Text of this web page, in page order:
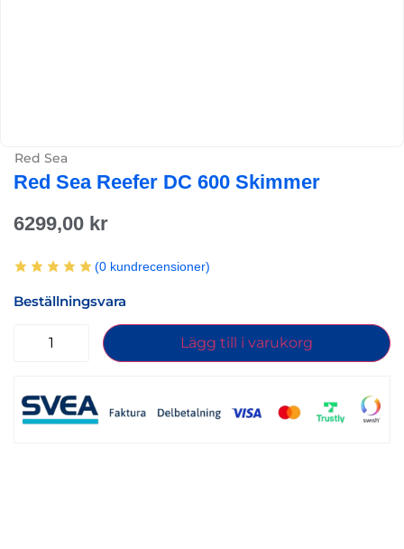
Red Sea
Red Sea Reefer DC 600 Skimmer
6299,00 kr
(0 kundrecensioner)
Beställningsvara
Lägg till i varukorg